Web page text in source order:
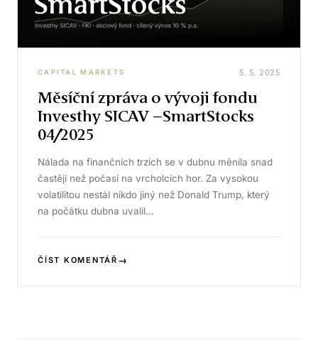
CAPITAL MARKETS 5. 5. 2025
Měsíční zpráva o vývoji fondu
Investhy SICAV –SmartStocks
04/2025
Nálada na finančních trzích se v dubnu měnila snad
častěji než počasí na vrcholcích hor. Za vysokou
volatilitou nestál nikdo jiný než Donald Trump, který
na počátku dubna uvalil…
ČÍST KOMENTÁŘ →